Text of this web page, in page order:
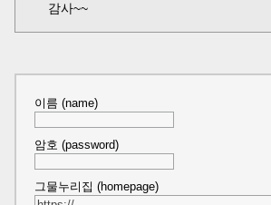
감사~~
이름 (name)
암호 (password)
그물누리집 (homepage)